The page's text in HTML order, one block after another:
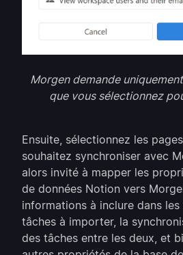
Morgen demande
que vous sélectionnez
Ensuite, sélectionnez les
souhaitez synchroniser avec
alors invité à mapper les
de données Notion vers
informations à inclure dans
tâches à importer, la
des tâches entre les deux, et